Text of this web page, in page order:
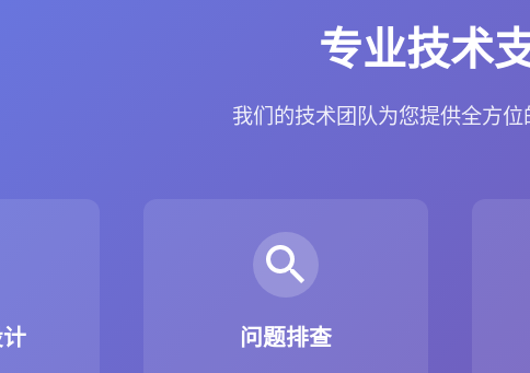
专业技术
我们的技术团队为您提供全方
问题排查